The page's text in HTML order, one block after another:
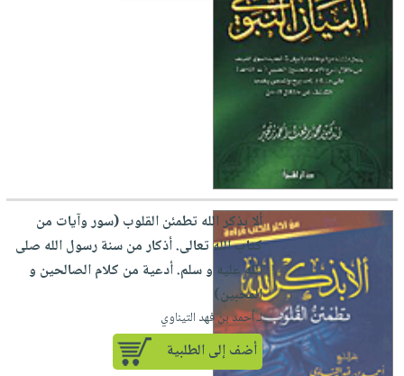
ألا بذكر الله تطمئن القلوب (سور وآيات من
كتاب الله تعالى. أذكار من سنة رسول الله صلى
الله عليه و سلم. أدعية من كلام الصالحين و
المحبين)
لـ أحمد بن فهد التيناوي
أضف إلى الطلبية